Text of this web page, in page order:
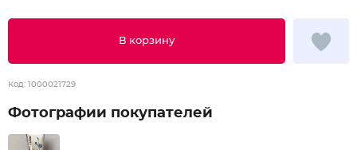
В корзину
Код: 1000021729
Фотографии покупателей